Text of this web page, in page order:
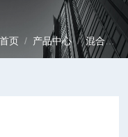
首页 / 产品中心/混合设备